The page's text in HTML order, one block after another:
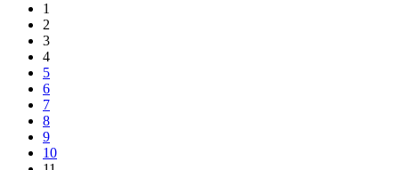
1
2
3
4
5
6
7
8
9
10